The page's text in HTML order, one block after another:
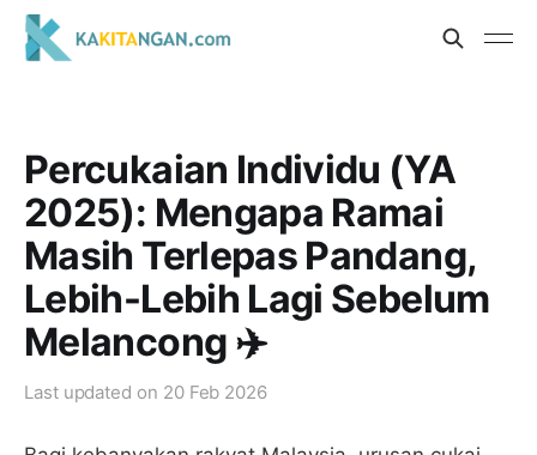
Percukaian Individu (YA
2025): Mengapa Ramai
Masih Terlepas Pandang,
Lebih-Lebih Lagi Sebelum
Melancong ✈️
Last updated on 20 Feb 2026